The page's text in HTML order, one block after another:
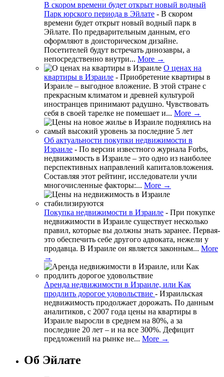
В скором времени будет открыт новый водный
Парк юрского периода в Эйлате - В скором
времени будет открыт новый водный парк в
Эйлате. По предварительным данным, его
оформляют в доисторическом дизайне.
Посетителей будут встречать динозавры, а
непосредственно внутри... More →
О ценах на
квартиры в Израиле - Приобретение квартиры в
Израиле – выгодное вложение. В этой стране с
прекрасным климатом и древней культурой
иностранцев принимают радушно. Чувствовать
себя в своей тарелке не помешает и... More →
Об актуальности покупки недвижимости в
Израиле - По версии известного журнала Forbs,
недвижимость в Израиле – это одно из наиболее
перспективных направлений капиталовложения.
Составляя этот рейтинг, исследователи учли
многочисленные факторы:... More →
Покупка недвижимости в Израиле - При покупке
недвижимости в Израиле существует несколько
правил, которые вы должны знать заранее. Первая-
это обеспечить себе другого адвоката, нежели у
продавца. В Израиле он является законным... More
→
Аренда недвижимости в Израиле, или Как
продлить дорогое удовольствие - Израильская
недвижимость продолжает дорожать. По данным
аналитиков, с 2007 года цены на квартиры в
Израиле выросли в среднем на 80%, а за
последние 20 лет – и на все 300%. Дефицит
предложений на рынке не... More →
Об Эйлате